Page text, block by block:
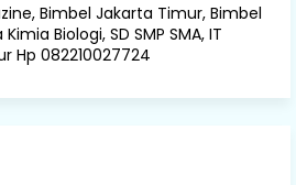
Bimbel Jakarta Timur, Bimbel
Biologi, SD SMP SMA, IT
Hp 082210027724